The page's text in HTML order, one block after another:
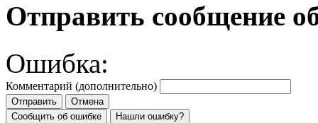
Отправить сообщение
Ошибка:
Комментарий (дополнительно)
Отправить
Отмена
Сообщить об ошибке
Нашли ошибку?